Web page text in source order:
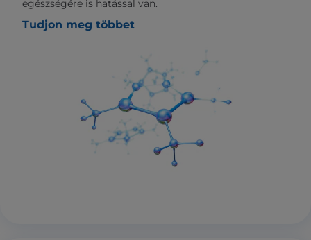
egészségére is hatással van.
Tudjon meg többet